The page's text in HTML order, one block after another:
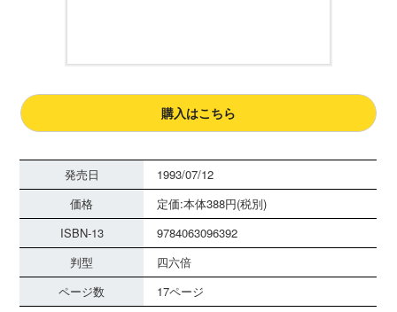
購入はこちら
発売日
1993/07/12
価格
定価:本体388円(税別)
ISBN-13
9784063096392
判型
四六倍
ページ数
17ページ